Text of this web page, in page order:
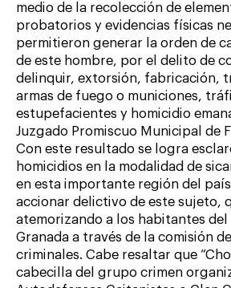
medio de la recolección de
probatorios y evidencias físicas
permitieron generar la orden de
de este hombre, por el delito de
delinquir, extorsión, fabricación,
armas de fuego o municiones,
estupefacientes y homicidio
Juzgado Promiscuo Municipal de
Con este resultado se logra
homicidios en la modalidad de
en esta importante región del país
accionar delictivo de este sujeto,
atemorizando a los habitantes
Granada a través de la comisión
criminales. Cabe resaltar que
cabecilla del grupo crimen